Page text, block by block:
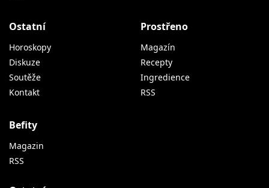
Ostatní
Horoskopy
Diskuze
Soutěže
Kontakt
Prostřeno
Magazín
Recepty
Ingredience
RSS
Befity
Magazin
RSS